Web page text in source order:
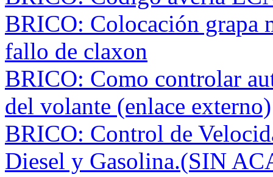
BRICO: Colocación grapa
fallo de claxon
BRICO: Como controlar
del volante (enlace externo)
BRICO: Control de
Diesel y Gasolina.(SIN